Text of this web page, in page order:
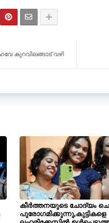
കുറവിലങ്ങാട് വഴി
കീർത്തനയുടെ ചോദ്യം
പുരോഗമിക്കുന്നു,കുട്ടികളെ